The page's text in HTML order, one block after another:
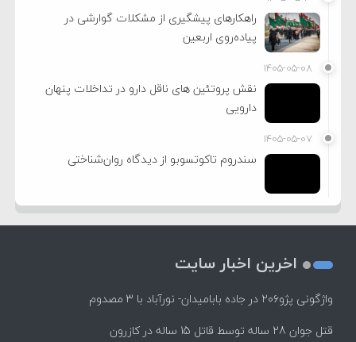
راهکارهای پیشگیری از مشکلات گوارشی در
پیاده‌روی اربعین
۱۴۰۵-۰۵-۰۸
نقش پروتئین های ناقل دارو در تداخلات پنهان
دارویی
۱۴۰۵-۰۵-۰۷
سندروم تاکوتسوبو از دیدگاه روان‌شناختی
اخرین اخبار سایت
واژگونی پژو۲۰۶ در جاده بابامیدان- نورآباد با ۳ مصدوم
قتل جوان 28 ساله توسط قاتل 15 ساله در کازرون